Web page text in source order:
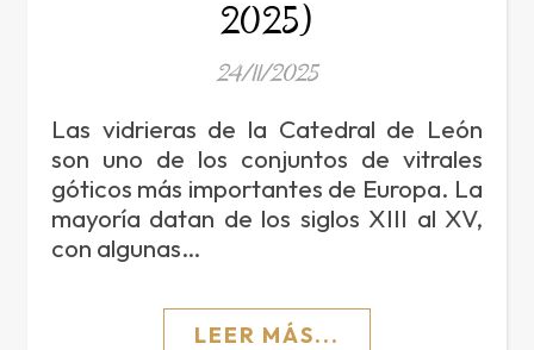
2025)
24/11/2025
Las vidrieras de la Catedral de León
son uno de los conjuntos de vitrales
góticos más importantes de Europa. La
mayoría datan de los siglos XIII al XV,
con algunas…
LEER MÁS...